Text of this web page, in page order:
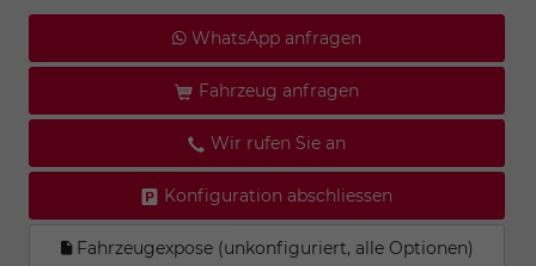
WhatsApp anfragen
Fahrzeug anfragen
Wir rufen Sie an
Konfiguration abschliessen
Fahrzeugexpose (unkonfiguriert, alle Optionen)